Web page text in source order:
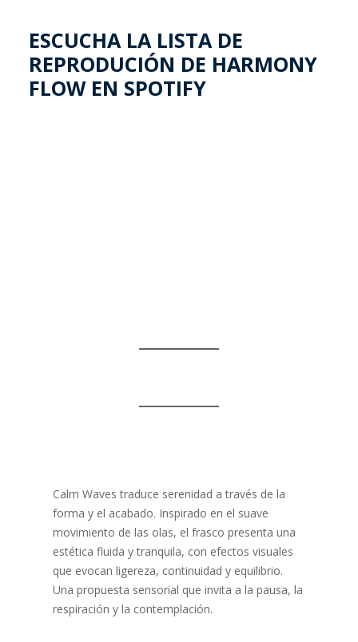
ESCUCHA LA LISTA DE
REPRODUCIÓN DE HARMONY
FLOW EN SPOTIFY
Calm Waves traduce serenidad a través de la
forma y el acabado. Inspirado en el suave
movimiento de las olas, el frasco presenta una
estética fluida y tranquila, con efectos visuales
que evocan ligereza, continuidad y equilibrio.
Una propuesta sensorial que invita a la pausa, la
respiración y la contemplación.